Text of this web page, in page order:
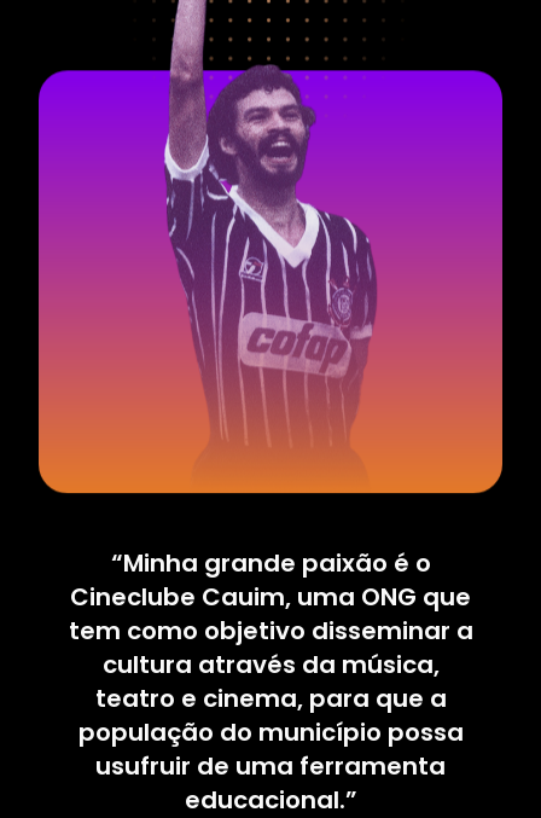
“Minha grande paixão é o
Cineclube Cauim, uma ONG que
tem como objetivo disseminar a
cultura através da música,
teatro e cinema, para que a
população do município possa
usufruir de uma ferramenta
educacional.”